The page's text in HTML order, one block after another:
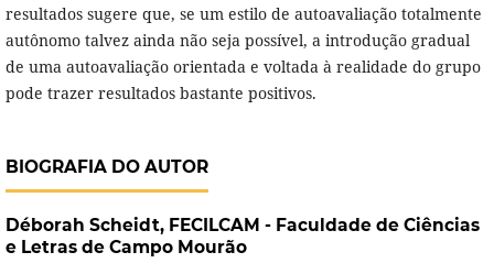
resultados sugere que, se um estilo de autoavaliação totalmente
autônomo talvez ainda não seja possível, a introdução gradual
de uma autoavaliação orientada e voltada à realidade do grupo
pode trazer resultados bastante positivos.
BIOGRAFIA DO AUTOR
Déborah Scheidt, FECILCAM - Faculdade de Ciências
e Letras de Campo Mourão